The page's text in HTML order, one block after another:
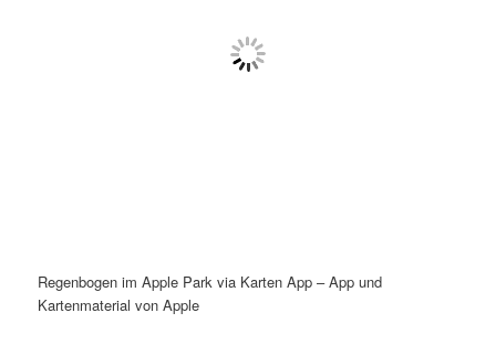
Regenbogen im Apple Park via Karten App – App und
Kartenmaterial von Apple